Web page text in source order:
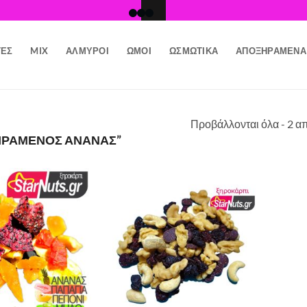
MIX ΑΛΜΥΡΟΊ ΩΜΟΊ ΩΣΜΩΤΙΚΆ ΑΠΟΞΗΡΑΜΈΝΑ
ΑΝΑΝΆΣ”
Προβάλλονται όλα - 2
Προσθήκη
στη Λίστα
Επιθυμιών
Προσθήκη
στη Λίστα
Επιθυμιών